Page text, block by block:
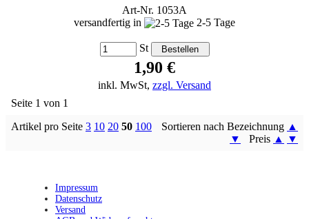
Art-Nr. 1053A
versandfertig in
2-5 Tage
St
1,90 €
inkl. MwSt, zzgl. Versand
Seite 1 von 1
Artikel pro Seite 3 10 20 50 100 Sortieren nach Bezeichnung ▲
▼
Preis ▲ ▼
Impressum
Datenschutz
Versand